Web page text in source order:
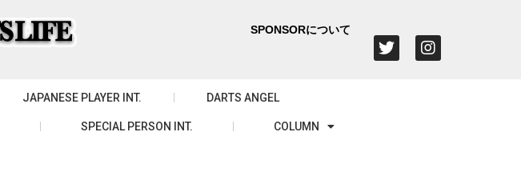
SPONSORについて
JAPANESE PLAYER INT. DARTS ANGEL
SPECIAL PERSON INT. COLUMN